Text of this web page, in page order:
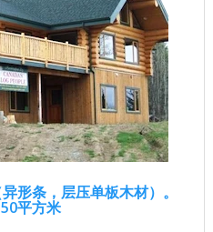
形条，层压单板木材）。
平方米